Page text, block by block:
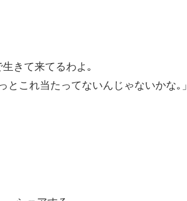
きて来てるわよ｡
これ当たってないんじゃないかな｡」